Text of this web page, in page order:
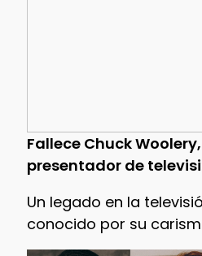
Fallece Chuck
presentador de
Un legado en la
conocido por su carism